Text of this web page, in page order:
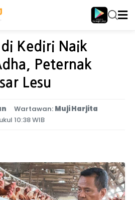
Kediri Naik
Peternak
Lesu
Wartawan: Muji Harjita
10:38 WIB